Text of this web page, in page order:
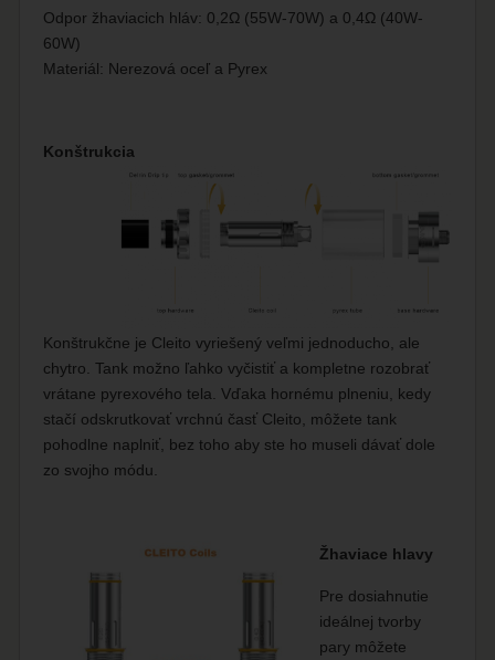
Odpor žhaviacich hláv: 0,2Ω (55W-70W) a 0,4Ω (40W-
60W)
Materiál: Nerezová oceľ a Pyrex
Konštrukcia
Konštrukčne je Cleito vyriešený veľmi jednoducho, ale
chytro. Tank možno ľahko vyčistiť a kompletne rozobrať
vrátane pyrexového tela. Vďaka hornému plneniu, kedy
stačí odskrutkovať vrchnú časť Cleito, môžete tank
pohodlne naplniť, bez toho aby ste ho museli dávať dole
zo svojho módu.
Žhaviace hlavy
Pre dosiahnutie
ideálnej tvorby
pary môžete